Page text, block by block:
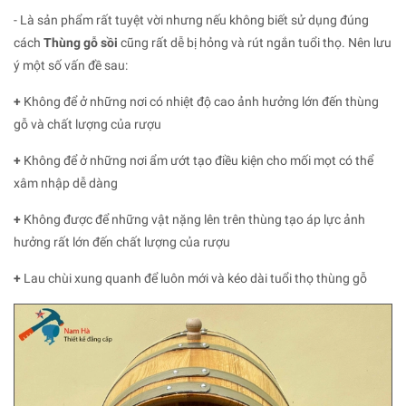
- Là sản phẩm rất tuyệt vời nhưng nếu không biết sử dụng đúng
cách Thùng gỗ sồi cũng rất dễ bị hỏng và rút ngắn tuổi thọ. Nên lưu
ý một số vấn đề sau:
+ Không để ở những nơi có nhiệt độ cao ảnh hưởng lớn đến thùng
gỗ và chất lượng của rượu
+ Không để ở những nơi ẩm ướt tạo điều kiện cho mối mọt có thể
xâm nhập dễ dàng
+ Không được để những vật nặng lên trên thùng tạo áp lực ảnh
hưởng rất lớn đến chất lượng của rượu
+ Lau chùi xung quanh để luôn mới và kéo dài tuổi thọ thùng gỗ